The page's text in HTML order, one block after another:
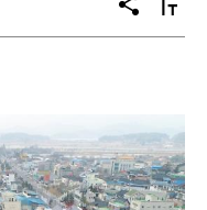
공
유
텍
스